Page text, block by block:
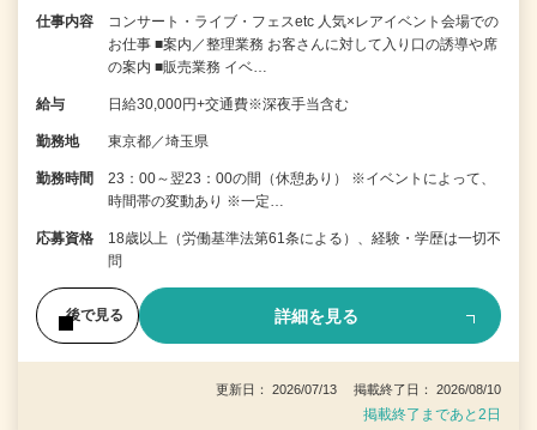
仕事内容
コンサート・ライブ・フェスetc 人気×レアイベント会場での
お仕事 ■案内／整理業務 お客さんに対して入り口の誘導や席
の案内 ■販売業務 イベ…
給与 日給30,000円+交通費※深夜手当含む
勤務地 東京都／埼玉県
勤務時間
23：00～翌23：00の間（休憩あり） ※イベントによって、
時間帯の変動あり ※一定…
応募資格
18歳以上（労働基準法第61条による）、経験・学歴は一切不
問
後で見る 詳細を見る
更新日： 2026/07/13 掲載終了日： 2026/08/10
掲載終了まであと2日